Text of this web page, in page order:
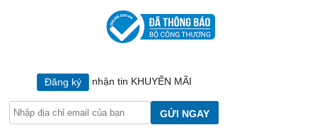
Đăng ký nhận tin KHUYẾN MÃI
GỬI NGAY